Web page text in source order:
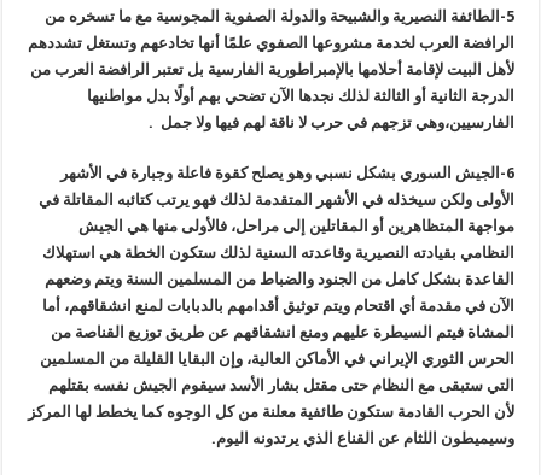
5-الطائفة النصيرية والشبيحة والدولة الصفوية المجوسية مع ما تسخره من
الرافضة العرب لخدمة مشروعها الصفوي علمًا أنها تخادعهم وتستغل تشددهم
لأهل البيت لإقامة أحلامها بالإمبراطورية الفارسية بل تعتبر الرافضة العرب من
الدرجة الثانية أو الثالثة لذلك نجدها الآن تضحي بهم أولًا بدل مواطنيها
الفارسيين،وهي تزجهم في حرب لا ناقة لهم فيها ولا جمل .
6-الجيش السوري بشكل نسبي وهو يصلح كقوة فاعلة وجبارة في الأشهر
الأولى ولكن سيخذله في الأشهر المتقدمة لذلك فهو يرتب كتائبه المقاتلة في
مواجهة المتظاهرين أو المقاتلين إلى مراحل، فالأولى منها هي الجيش
النظامي بقيادته النصيرية وقاعدته السنية لذلك ستكون الخطة هي استهلاك
القاعدة بشكل كامل من الجنود والضباط من المسلمين السنة ويتم وضعهم
الآن في مقدمة أي اقتحام ويتم توثيق أقدامهم بالدبابات لمنع انشقاقهم، أما
المشاة فيتم السيطرة عليهم ومنع انشقاقهم عن طريق توزيع القناصة من
الحرس الثوري الإيراني في الأماكن العالية، وإن البقايا القليلة من المسلمين
التي ستبقى مع النظام حتى مقتل بشار الأسد سيقوم الجيش نفسه بقتلهم
لأن الحرب القادمة ستكون طائفية معلنة من كل الوجوه كما يخطط لها المركز
وسيميطون اللثام عن القناع الذي يرتدونه اليوم.